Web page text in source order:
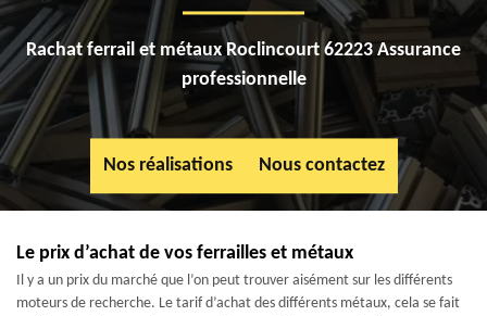
Rachat ferrail et métaux Roclincourt 62223 Assurance
professionnelle
Nos réalisations Nous contactez
Le prix d’achat de vos ferrailles et métaux
Il y a un prix du marché que l’on peut trouver aisément sur les différents
moteurs de recherche. Le tarif d’achat des différents métaux, cela se fait